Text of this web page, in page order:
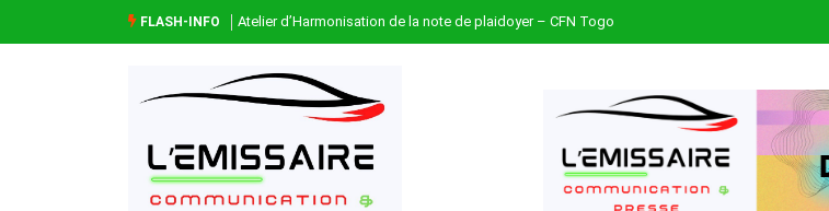
FLASH-INFO Atelier d’Harmonisation de la note de plaidoyer – CFN Togo